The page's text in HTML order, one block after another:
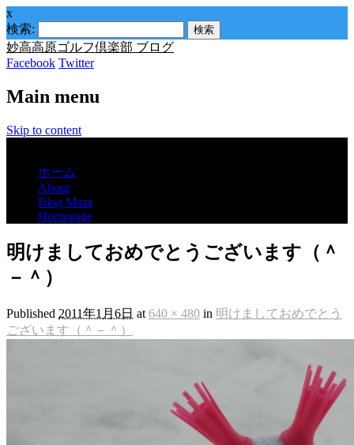
x
検索:
妙高高原ゴルフ倶楽部 ブログ
Facebook Twitter
Main menu
Skip to content
ホーム
About
Blog Mura
Homepage
明けましておめでとうございます（＾
－＾）
Published 2011年1月6日 at 640 × 480 in 明けましておめでとう
ございます（＾－＾）